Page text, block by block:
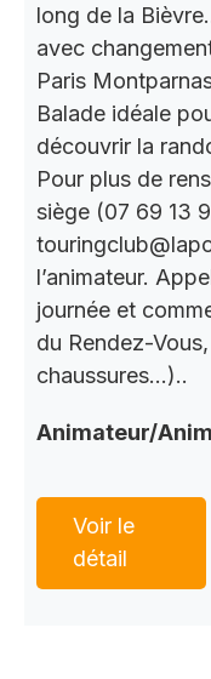
long de la
avec
Paris
Balade idéale
découvrir la
Pour plus de
siège (07 69 13
l’animateur.
journée et
du Rendez-
chaussures…)..
Animateur/
Voir le
détail